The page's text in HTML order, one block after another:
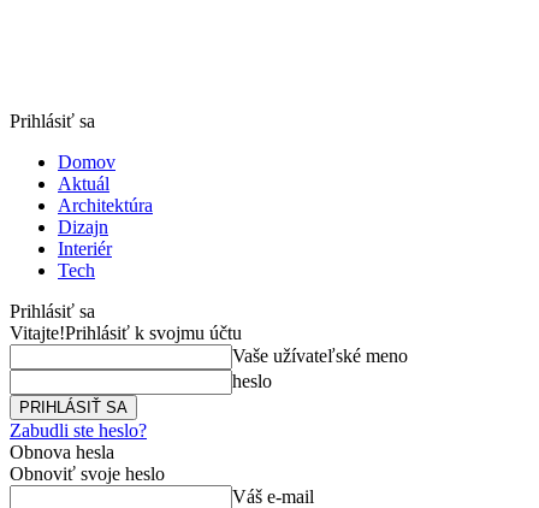
Prihlásiť sa
Domov
Aktuál
Architektúra
Dizajn
Interiér
Tech
Prihlásiť sa
Vitajte!Prihlásiť k svojmu účtu
Vaše užívateľské meno
heslo
Zabudli ste heslo?
Obnova hesla
Obnoviť svoje heslo
Váš e-mail